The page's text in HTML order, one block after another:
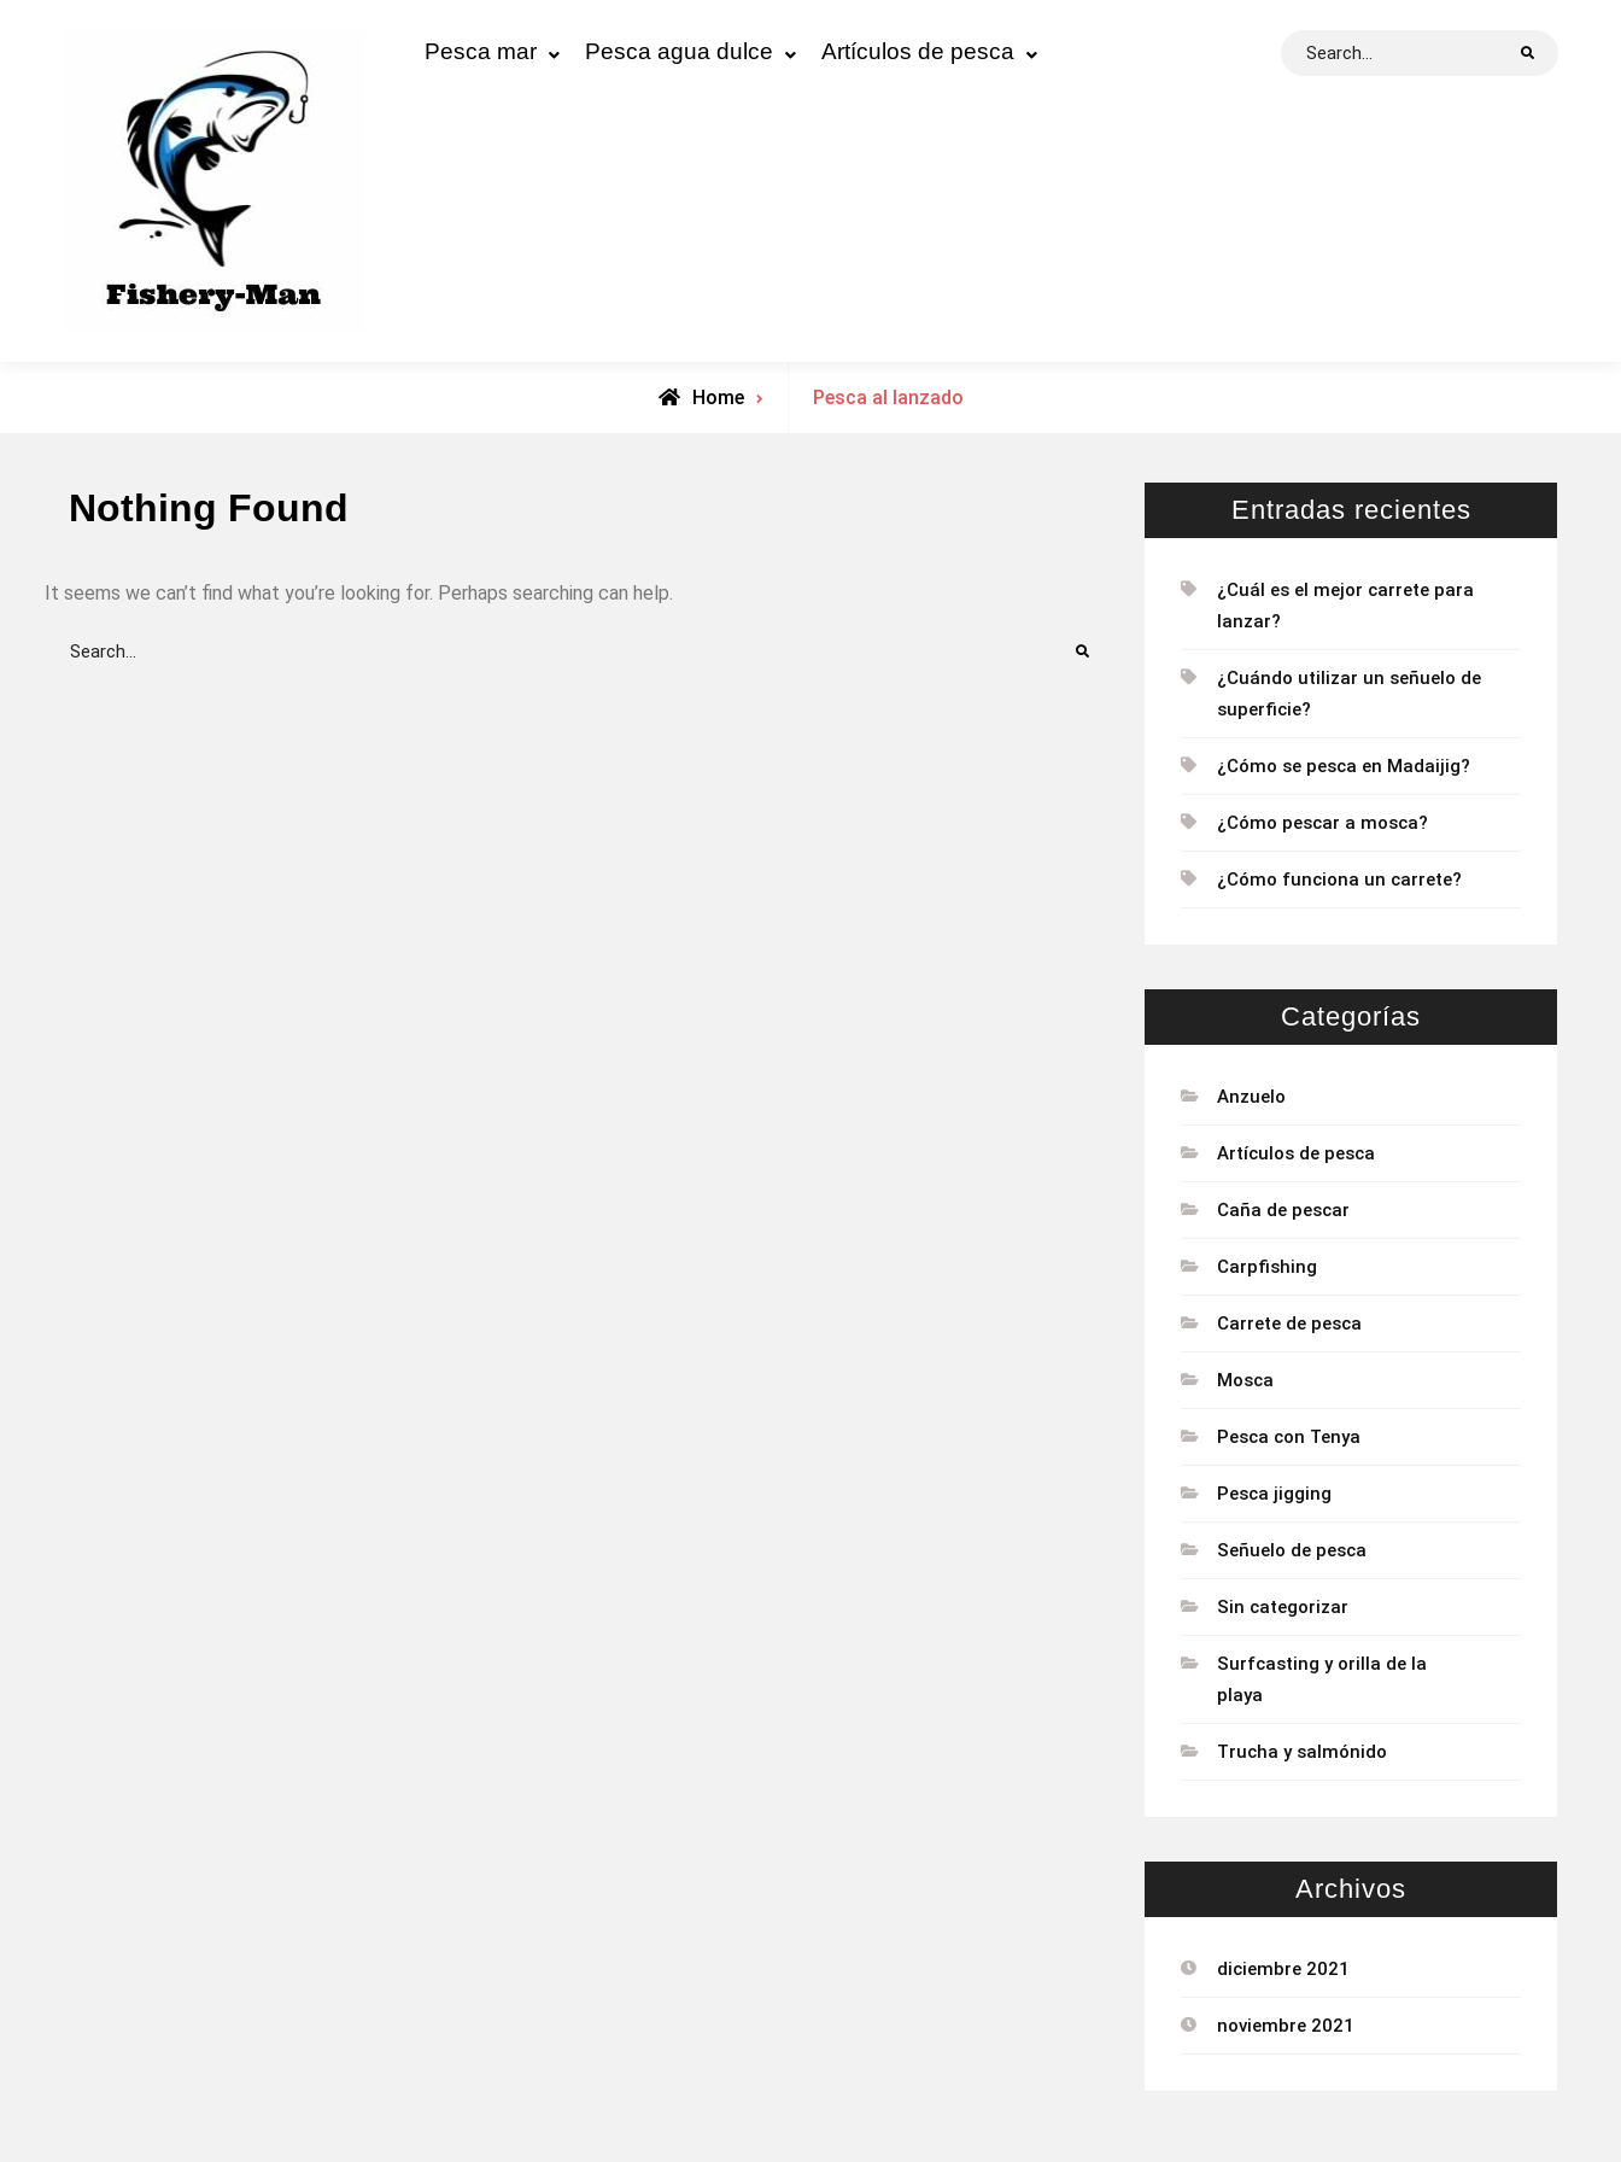
fishery-man Pesca mar Pesca agua dulce Artículos de pesca
Search
Home
Archive
Pesca al lanzado
Nothing Found
It seems we can’t find what you’re looking for. Perhaps searching can help.
Search
Entradas recientes
¿Cuál es el mejor carrete para
lanzar?
¿Cuándo utilizar un señuelo de
superficie?
¿Cómo se pesca en Madaijig?
¿Cómo pescar a mosca?
¿Cómo funciona un carrete?
Categorías
Anzuelo
Artículos de pesca
Caña de pescar
Carpfishing
Carrete de pesca
Mosca
Pesca con Tenya
Pesca jigging
Señuelo de pesca
Sin categorizar
Surfcasting y orilla de la
playa
Trucha y salmónido
Archivos
diciembre 2021
noviembre 2021